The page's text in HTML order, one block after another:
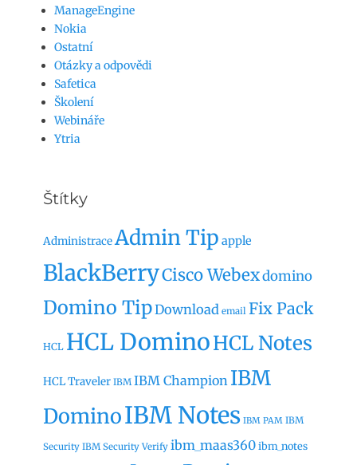
ManageEngine
Nokia
Ostatní
Otázky a odpovědi
Safetica
Školení
Webináře
Ytria
Štítky
AdministraceAdmin Tip apple
BlackBerryCisco Webexdomino
Domino TipDownload email Fix Pack
HCL HCL DominoHCL Notes
HCL Traveler IBM IBM Champion IBM
DominoIBM Notes IBM PAM IBM
Security IBM Security Verify ibm_maas360ibm_notes